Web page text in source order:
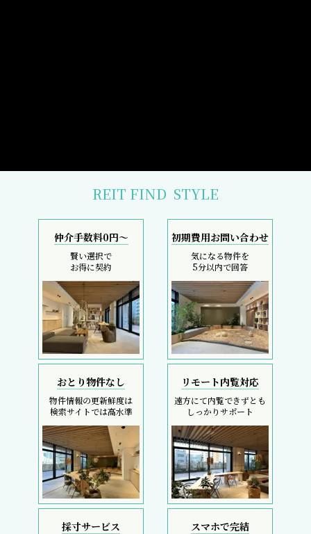
REIT FIND STYLE
仲介手数料0円～
賢い選択で
お得に契約
初期費用お問い合わせ
気になる物件を
5分以内で回答
おとり物件なし
物件情報の更新鮮度は
検索サイトでは高水準
リモート内覧対応
遠方にて内覧できずとも
しっかりサポート
採寸サービス スマホで完結